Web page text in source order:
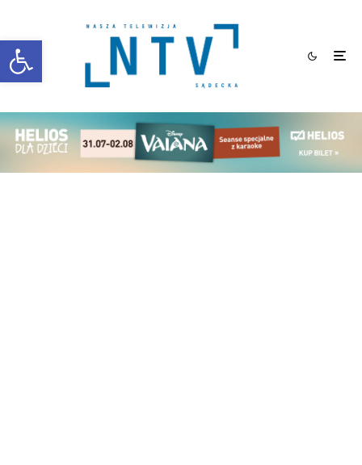
Otwórz pasek narzędzi